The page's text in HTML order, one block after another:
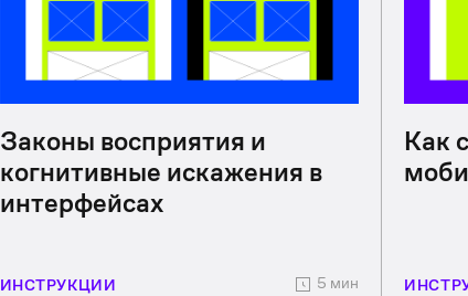
Законы восприятия и
когнитивные искажения в
интерфейсах
ИНСТРУКЦИИ 5 мин
Как